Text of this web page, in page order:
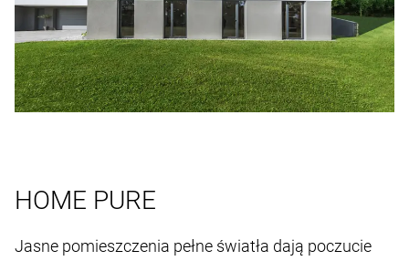
HOME PURE
Jasne pomieszczenia pełne światła dają poczucie